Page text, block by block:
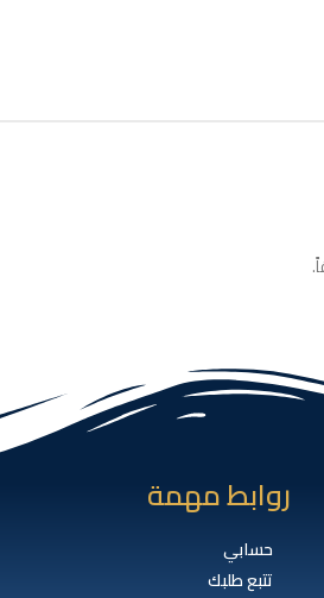
روابط مهمة
حسابي
تتبع طلبك